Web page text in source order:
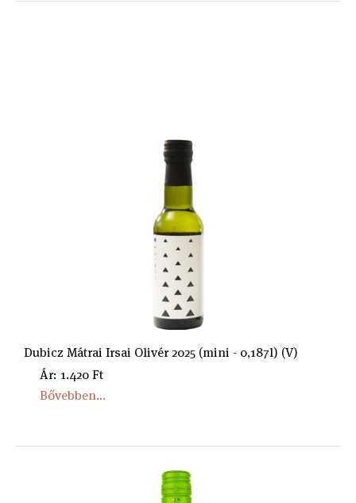
Dubicz Mátrai Irsai Olivér 2025 (mini - 0,187l) (V)
Ár: 1.420 Ft
Bővebben...